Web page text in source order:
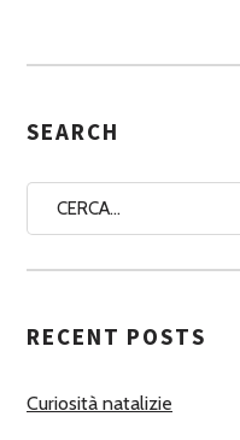
S
G
A
U
O
I
SEARCH
RECENT POSTS
Curiosità natalizie